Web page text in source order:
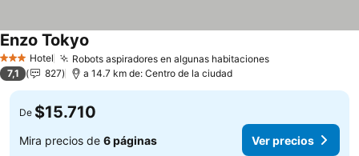
3 Estrellas
Hotel Robots aspiradores en algunas habitaciones
Enzo Tokyo
7,1 827 a 14.7 km de: Centro de la ciudad
De $15.710
Mira precios de 6 páginas Ver precios